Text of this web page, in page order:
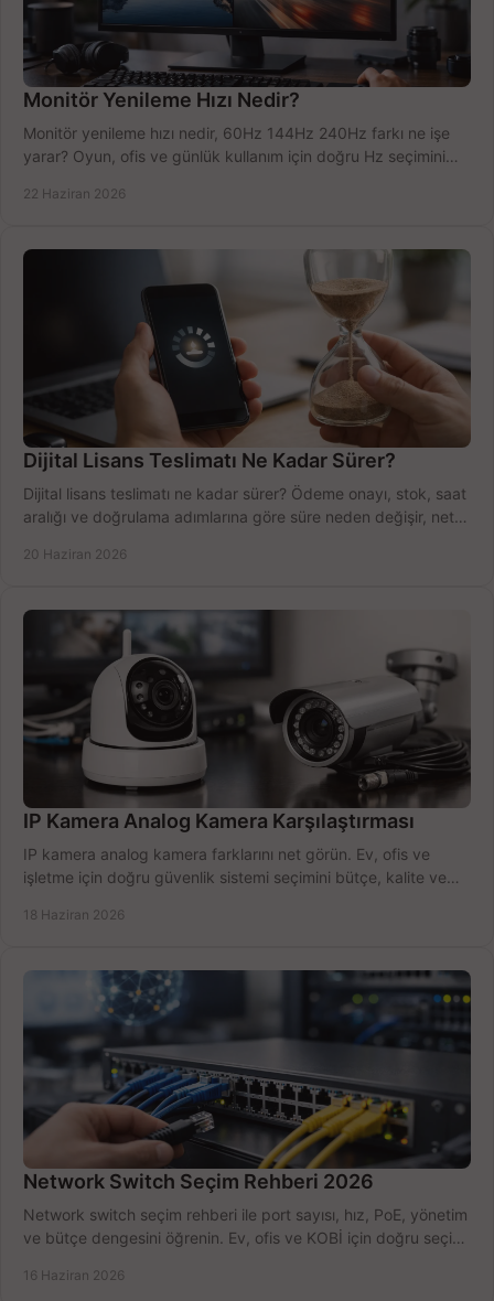
Monitör Yenileme Hızı Nedir?
Monitör yenileme hızı nedir, 60Hz 144Hz 240Hz farkı ne işe
yarar? Oyun, ofis ve günlük kullanım için doğru Hz seçimini
22 Haziran 2026
Dijital Lisans Teslimatı Ne Kadar Sürer?
Dijital lisans teslimatı ne kadar sürer? Ödeme onayı, stok, saat
aralığı ve doğrulama adımlarına göre süre neden değişir, net
20 Haziran 2026
IP Kamera Analog Kamera Karşılaştırması
IP kamera analog kamera farklarını net görün. Ev, ofis ve
işletme için doğru güvenlik sistemi seçimini bütçe, kalite ve
18 Haziran 2026
Network Switch Seçim Rehberi 2026
Network switch seçim rehberi ile port sayısı, hız, PoE, yönetim
ve bütçe dengesini öğrenin. Ev, ofis ve KOBİ için doğru seçimi
16 Haziran 2026